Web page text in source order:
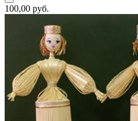
100,00 руб.